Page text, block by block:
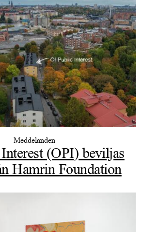
Meddelanden
(OPI) beviljas
Hamrin Foundation